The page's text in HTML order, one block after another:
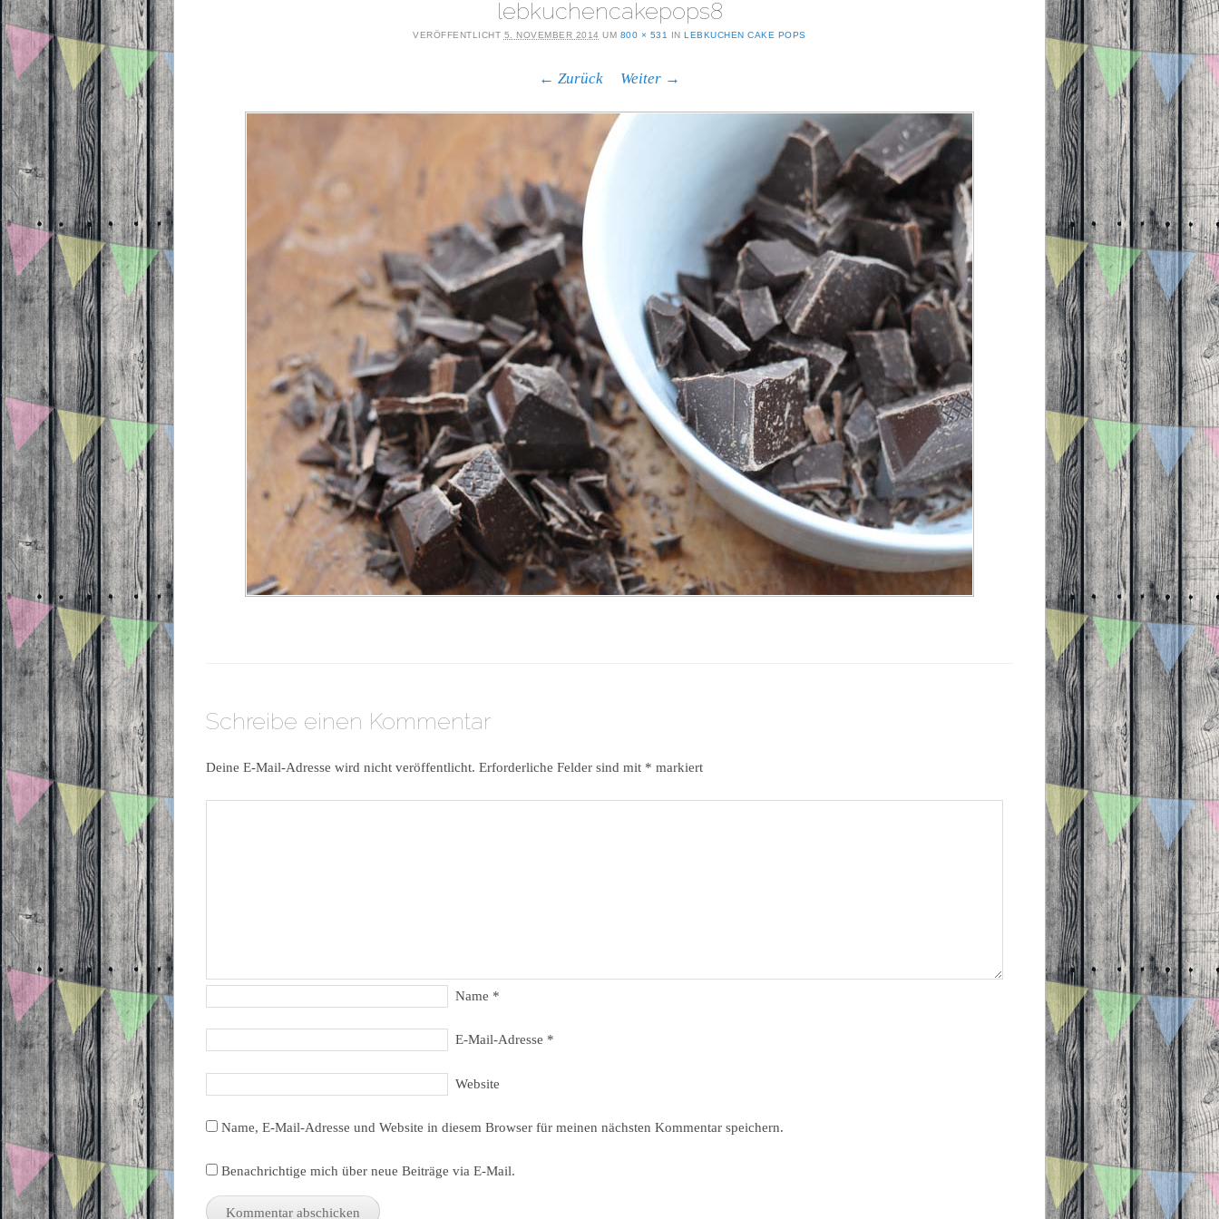
lebkuchencakepops8
VERÖFFENTLICHT 5. NOVEMBER 2014 UM 800 × 531 INLEBKUCHEN CAKE POPS
← Zurück Weiter →
Schreibe einen Kommentar
Deine E-Mail-Adresse wird nicht veröffentlicht. Erforderliche Felder sind mit * markiert
Name *
E-Mail-Adresse *
Website
Name, E-Mail-Adresse und Website in diesem Browser für meinen nächsten Kommentar speichern.
Benachrichtige mich über neue Beiträge via E-Mail.